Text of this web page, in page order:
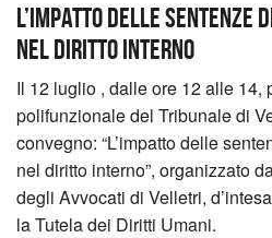
L’impatto delle sentenze
nel diritto interno
Il 12 luglio , dalle ore 12 alle 14,
polifunzionale del Tribunale di
convegno: “L’impatto delle
nel diritto interno”, organizzato
degli Avvocati di Velletri,
la Tutela dei Diritti Umani.